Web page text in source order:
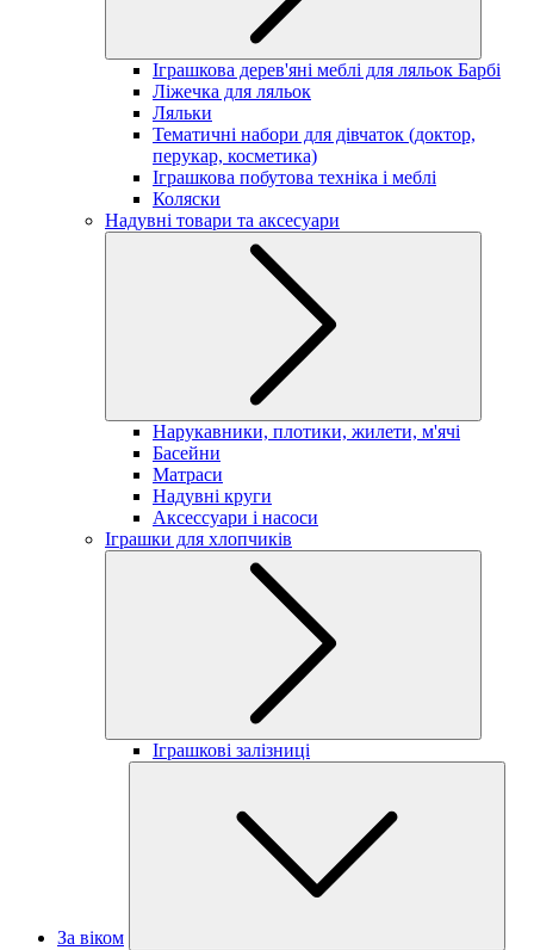
Іграшкова дерев'яні меблі для ляльок Барбі
Ліжечка для ляльок
Ляльки
Тематичні набори для дівчаток (доктор,
перукар, косметика)
Іграшкова побутова техніка і меблі
Коляски
Надувні товари та аксесуари
Нарукавники, плотики, жилети, м'ячі
Басейни
Матраси
Надувні круги
Аксессуари і насоси
Іграшки для хлопчиків
Іграшкові залізниці
За віком